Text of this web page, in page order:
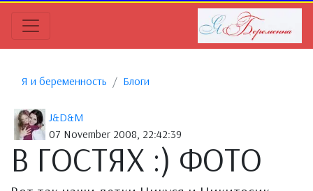
Я и беременность Блоги
J&D&M
07 November 2008, 22:42:39
В ГОСТЯХ :) ФОТО